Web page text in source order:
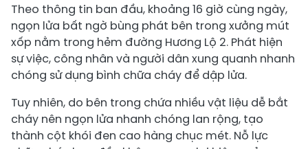
Theo thông tin ban đầu, khoảng 16 giờ cùng ngày,
ngọn lửa bất ngờ bùng phát bên trong xưởng mút
xốp nằm trong hẻm đường Hương Lộ 2. Phát hiện
sự việc, công nhân và người dân xung quanh nhanh
chóng sử dụng bình chữa cháy để dập lửa.
Tuy nhiên, do bên trong chứa nhiều vật liệu dễ bắt
cháy nên ngọn lửa nhanh chóng lan rộng, tạo
thành cột khói đen cao hàng chục mét. Nỗ lực